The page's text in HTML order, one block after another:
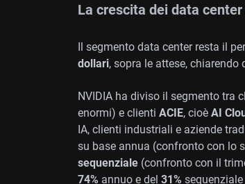
La crescita dei data
Il segmento data center resta il
dollari, sopra le attese, chiarendo
NVIDIA ha diviso il segmento tra
enormi) e clienti ACIE, cioè AI
IA, clienti industriali e aziende
su base annua (confronto con lo
sequenziale (confronto con il
74% annuo e del 31% sequenziale